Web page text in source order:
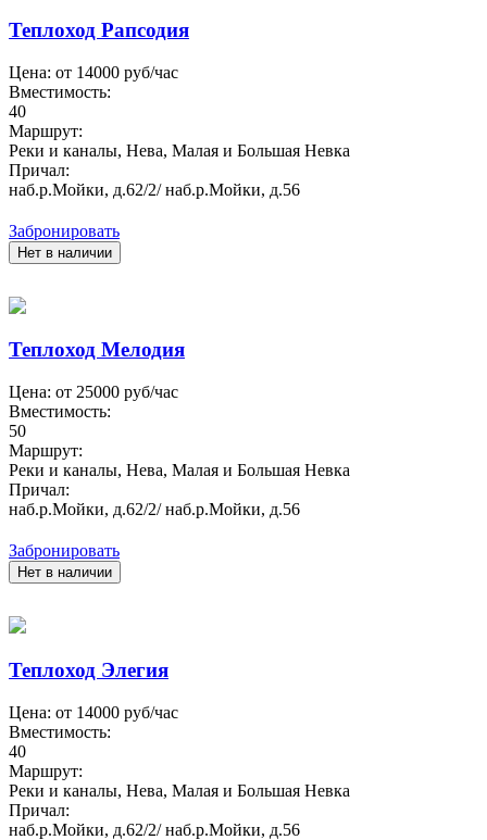
Теплоход Рапсодия
Цена: от 14000 руб/час
Вместимость:
40
Маршрут:
Реки и каналы, Нева, Малая и Большая Невка
Причал:
наб.р.Мойки, д.62/2/ наб.р.Мойки, д.56
Забронировать
Нет в наличии
Теплоход Мелодия
Цена: от 25000 руб/час
Вместимость:
50
Маршрут:
Реки и каналы, Нева, Малая и Большая Невка
Причал:
наб.р.Мойки, д.62/2/ наб.р.Мойки, д.56
Забронировать
Нет в наличии
Теплоход Элегия
Цена: от 14000 руб/час
Вместимость:
40
Маршрут:
Реки и каналы, Нева, Малая и Большая Невка
Причал:
наб.р.Мойки, д.62/2/ наб.р.Мойки, д.56